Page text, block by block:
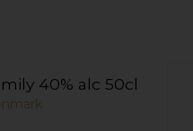
40% alc 50cl